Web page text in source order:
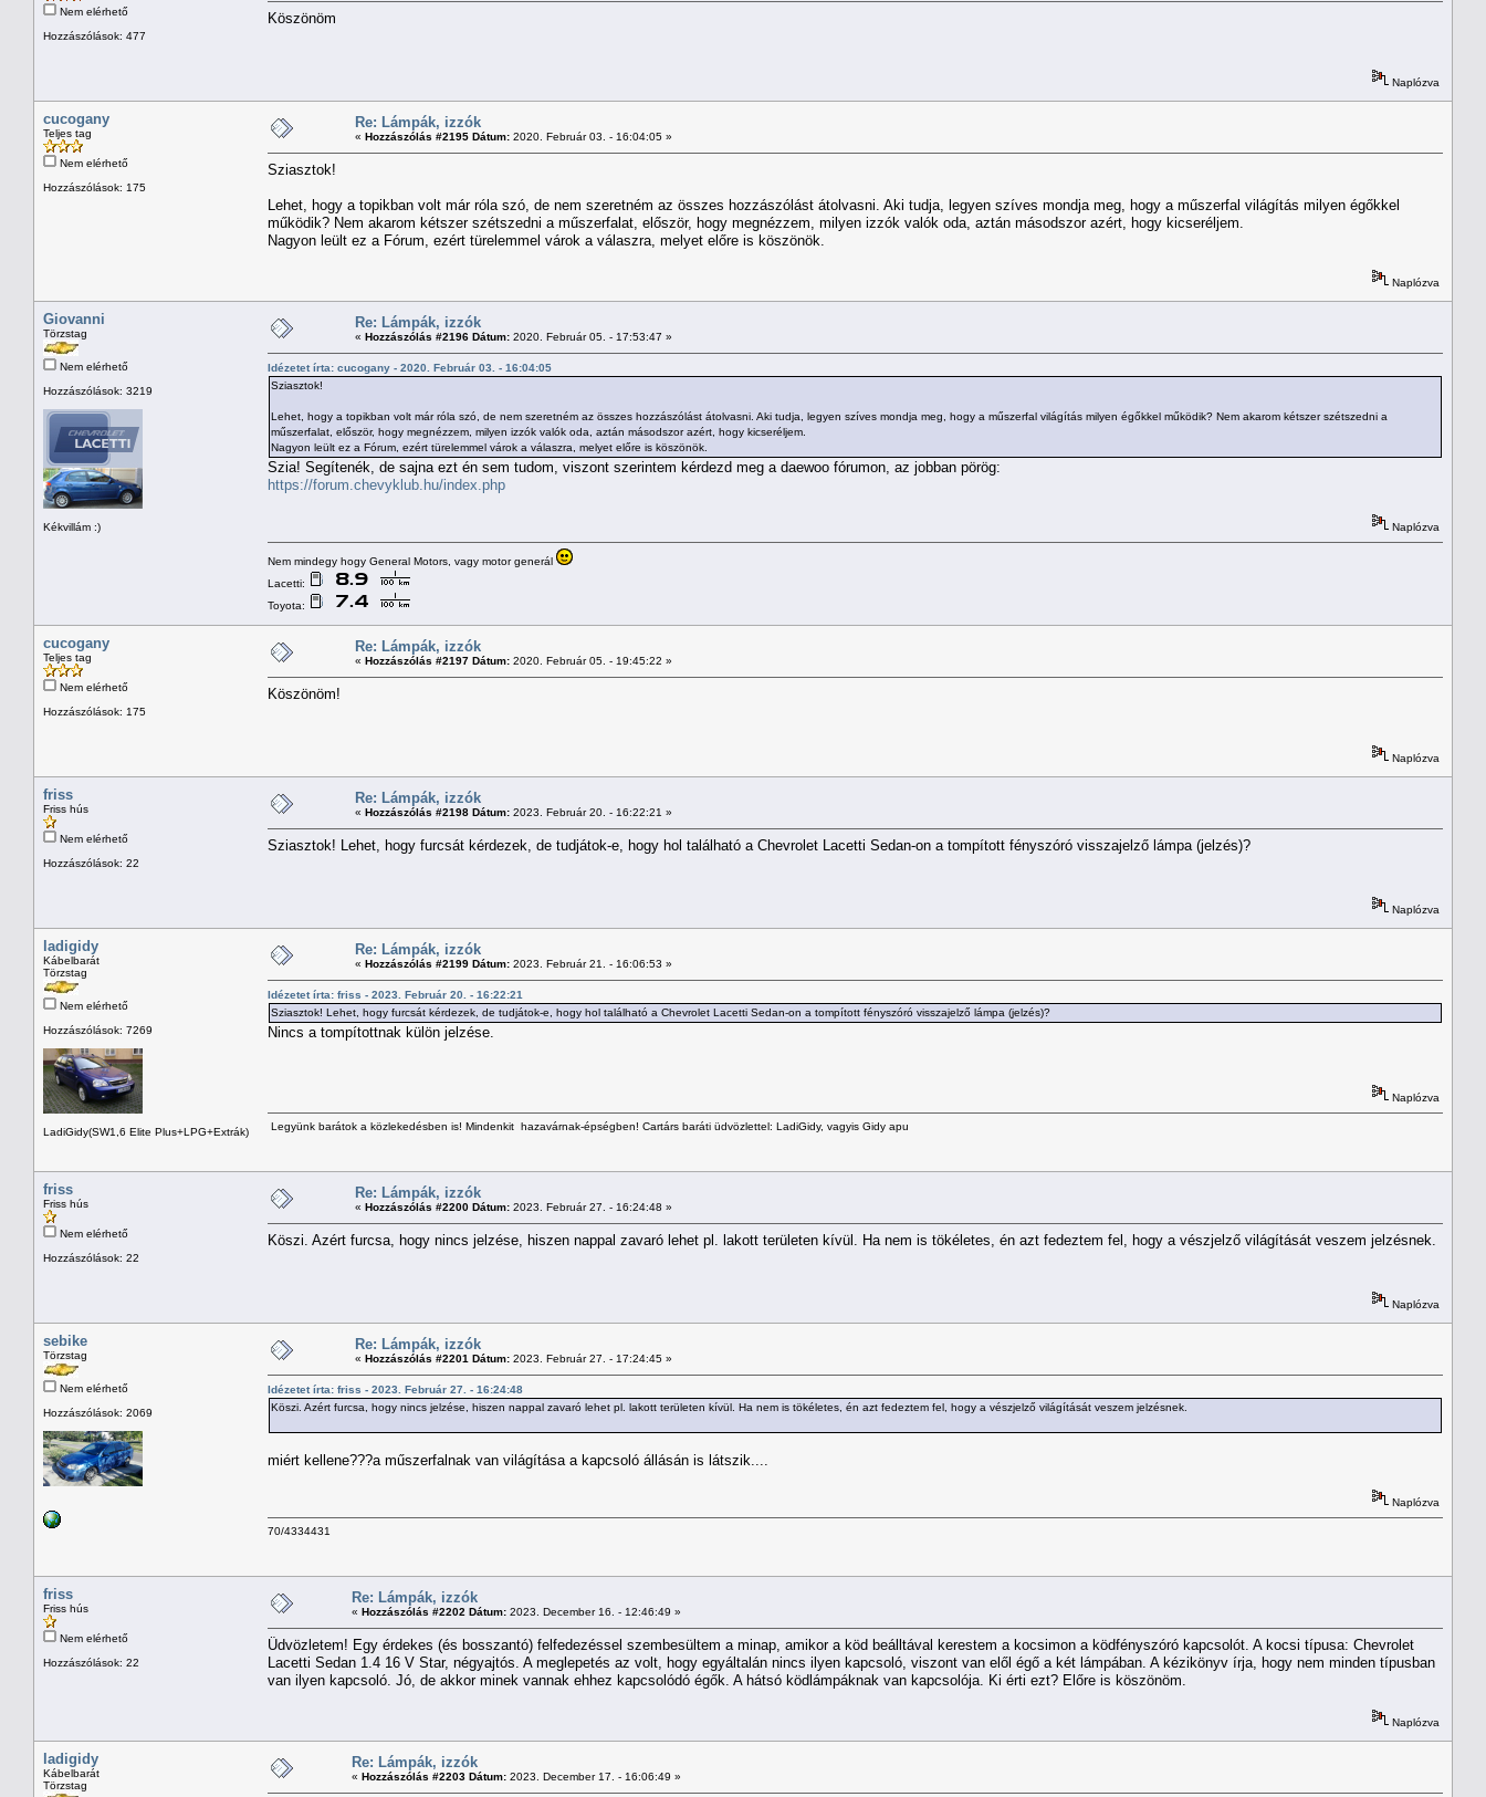
Nem elérhető
Hozzászólások: 477
Köszönöm
Naplózva
cucogany
Teljes tag
Nem elérhető
Hozzászólások: 175
Re: Lámpák, izzók
« Hozzászólás #2195 Dátum: 2020. Február 03. - 16:04:05 »
Sziasztok!
Lehet, hogy a topikban volt már róla szó, de nem szeretném az összes hozzászólást átolvasni. Aki tudja, legyen szíves mondja meg, hogy a műszerfal világítás milyen égőkkel
működik? Nem akarom kétszer szétszedni a műszerfalat, először, hogy megnézzem, milyen izzók valók oda, aztán másodszor azért, hogy kicseréljem.
Nagyon leült ez a Fórum, ezért türelemmel várok a válaszra, melyet előre is köszönök.
Naplózva
Giovanni
Törzstag
Nem elérhető
Hozzászólások: 3219
Kékvillám :)
Re: Lámpák, izzók
« Hozzászólás #2196 Dátum: 2020. Február 05. - 17:53:47 »
Idézetet írta: cucogany - 2020. Február 03. - 16:04:05
Sziasztok!
Lehet, hogy a topikban volt már róla szó, de nem szeretném az összes hozzászólást átolvasni. Aki tudja, legyen szíves mondja meg, hogy a műszerfal világítás milyen égőkkel működik? Nem akarom kétszer szétszedni a
műszerfalat, először, hogy megnézzem, milyen izzók valók oda, aztán másodszor azért, hogy kicseréljem.
Nagyon leült ez a Fórum, ezért türelemmel várok a válaszra, melyet előre is köszönök.
Szia! Segítenék, de sajna ezt én sem tudom, viszont szerintem kérdezd meg a daewoo fórumon, az jobban pörög:
https://forum.chevyklub.hu/index.php
Naplózva
Nem mindegy hogy General Motors, vagy motor generál
Lacetti:
Toyota:
cucogany
Teljes tag
Nem elérhető
Hozzászólások: 175
Re: Lámpák, izzók
« Hozzászólás #2197 Dátum: 2020. Február 05. - 19:45:22 »
Köszönöm!
Naplózva
friss
Friss hús
Nem elérhető
Hozzászólások: 22
Re: Lámpák, izzók
« Hozzászólás #2198 Dátum: 2023. Február 20. - 16:22:21 »
Sziasztok! Lehet, hogy furcsát kérdezek, de tudjátok-e, hogy hol található a Chevrolet Lacetti Sedan-on a tompított fényszóró visszajelző lámpa (jelzés)?
Naplózva
ladigidy
Kábelbarát
Törzstag
Nem elérhető
Hozzászólások: 7269
LadiGidy(SW1,6 Elite Plus+LPG+Extrák)
Re: Lámpák, izzók
« Hozzászólás #2199 Dátum: 2023. Február 21. - 16:06:53 »
Idézetet írta: friss - 2023. Február 20. - 16:22:21
Sziasztok! Lehet, hogy furcsát kérdezek, de tudjátok-e, hogy hol található a Chevrolet Lacetti Sedan-on a tompított fényszóró visszajelző lámpa (jelzés)?
Nincs a tompítottnak külön jelzése.
Naplózva
Legyünk barátok a közlekedésben is! Mindenkit hazavárnak-épségben! Cartárs baráti üdvözlettel: LadiGidy, vagyis Gidy apu
friss
Friss hús
Nem elérhető
Hozzászólások: 22
Re: Lámpák, izzók
« Hozzászólás #2200 Dátum: 2023. Február 27. - 16:24:48 »
Köszi. Azért furcsa, hogy nincs jelzése, hiszen nappal zavaró lehet pl. lakott területen kívül. Ha nem is tökéletes, én azt fedeztem fel, hogy a vészjelző világítását veszem jelzésnek.
Naplózva
sebike
Törzstag
Nem elérhető
Hozzászólások: 2069
Re: Lámpák, izzók
« Hozzászólás #2201 Dátum: 2023. Február 27. - 17:24:45 »
Idézetet írta: friss - 2023. Február 27. - 16:24:48
Köszi. Azért furcsa, hogy nincs jelzése, hiszen nappal zavaró lehet pl. lakott területen kívül. Ha nem is tökéletes, én azt fedeztem fel, hogy a vészjelző világítását veszem jelzésnek.
miért kellene???a műszerfalnak van világítása a kapcsoló állásán is látszik....
Naplózva
70/4334431
friss
Friss hús
Nem elérhető
Hozzászólások: 22
Re: Lámpák, izzók
« Hozzászólás #2202 Dátum: 2023. December 16. - 12:46:49 »
Üdvözletem! Egy érdekes (és bosszantó) felfedezéssel szembesültem a minap, amikor a köd beálltával kerestem a kocsimon a ködfényszóró kapcsolót. A kocsi típusa: Chevrolet
Lacetti Sedan 1.4 16 V Star, négyajtós. A meglepetés az volt, hogy egyáltalán nincs ilyen kapcsoló, viszont van elől égő a két lámpában. A kézikönyv írja, hogy nem minden típusban
van ilyen kapcsoló. Jó, de akkor minek vannak ehhez kapcsolódó égők. A hátsó ködlámpáknak van kapcsolója. Ki érti ezt? Előre is köszönöm.
Naplózva
ladigidy
Kábelbarát
Törzstag
Re: Lámpák, izzók
« Hozzászólás #2203 Dátum: 2023. December 17. - 16:06:49 »